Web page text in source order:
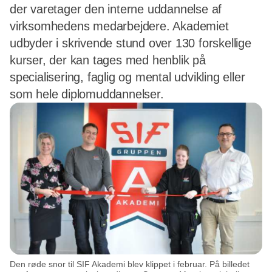
der varetager den interne uddannelse af
virksomhedens medarbejdere. Akademiet
udbyder i skrivende stund over 130 forskellige
kurser, der kan tages med henblik på
specialisering, faglig og mental udvikling eller
som hele diplomuddannelser.
Den røde snor til SIF Akademi blev klippet i februar. På billedet